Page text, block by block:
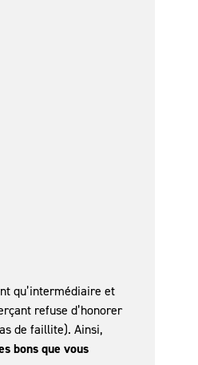
qu’intermédiaire et
refuse d’honorer
de faillite). Ainsi,
bons que vous